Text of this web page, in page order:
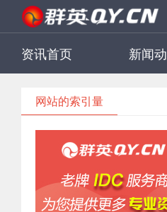
资讯首页 新闻
网站的索引量